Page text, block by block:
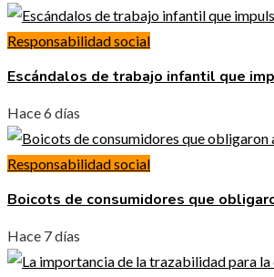
Responsabilidad social
Escándalos de trabajo infantil que
Hace 6 días
Responsabilidad social
Boicots de consumidores que
Hace 7 días